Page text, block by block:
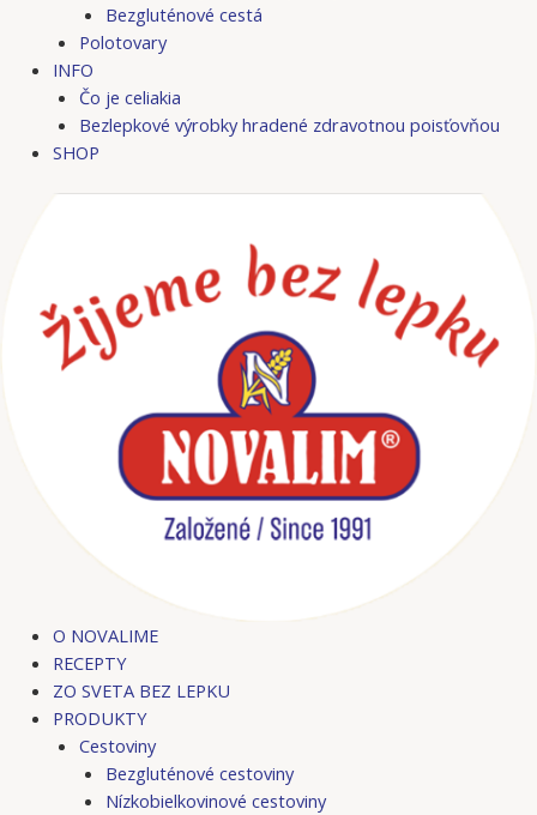
Bezgluténové cestá
Polotovary
INFO
Čo je celiakia
Bezlepkové výrobky hradené zdravotnou poisťovňou
SHOP
O NOVALIME
RECEPTY
ZO SVETA BEZ LEPKU
PRODUKTY
Cestoviny
Bezgluténové cestoviny
Nízkobielkovinové cestoviny